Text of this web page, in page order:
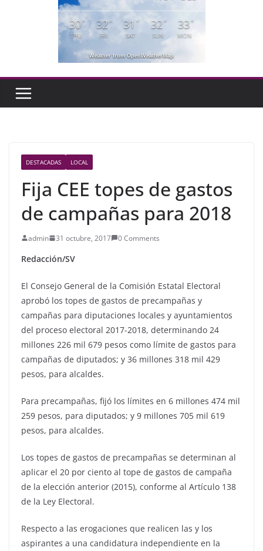
30°
THU
32°
FRI
31 °
SAT
32°
SUN
33°
MON
Weather from OpenWeatherMap
DESTACADAS LOCAL
Fija CEE topes de gastos
de campañas para 2018
admin 31 octubre, 2017 0 Comments
Redacción/SV
El Consejo General de la Comisión Estatal Electoral
aprobó los topes de gastos de precampañas y
campañas para diputaciones locales y ayuntamientos
del proceso electoral 2017-2018, determinando 24
millones 226 mil 679 pesos como límite de gastos para
campañas de diputados; y 36 millones 318 mil 429
pesos, para alcaldes.
Para precampañas, fijó los límites en 6 millones 474 mil
259 pesos, para diputados; y 9 millones 705 mil 619
pesos, para alcaldes.
Los topes de gastos de precampañas se determinan al
aplicar el 20 por ciento al tope de gastos de campaña
de la elección anterior (2015), conforme al Artículo 138
de la Ley Electoral.
Respecto a las erogaciones que realicen las y los
aspirantes a una candidatura independiente en la